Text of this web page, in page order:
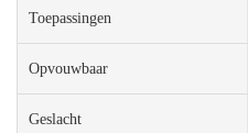
Toepassingen
Opvouwbaar
Geslacht